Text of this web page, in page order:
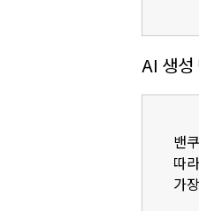
AI 생성
밴
따
가